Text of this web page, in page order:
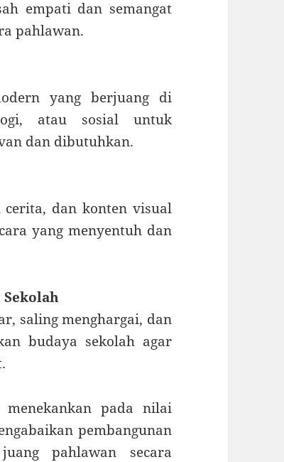
empati dan semangat
pahlawan.
yang berjuang di
atau sosial untuk
dan dibutuhkan.
dan konten visual
yang menyentuh dan
saling menghargai, dan
budaya sekolah agar
pada nilai
pembangunan
pahlawan secara